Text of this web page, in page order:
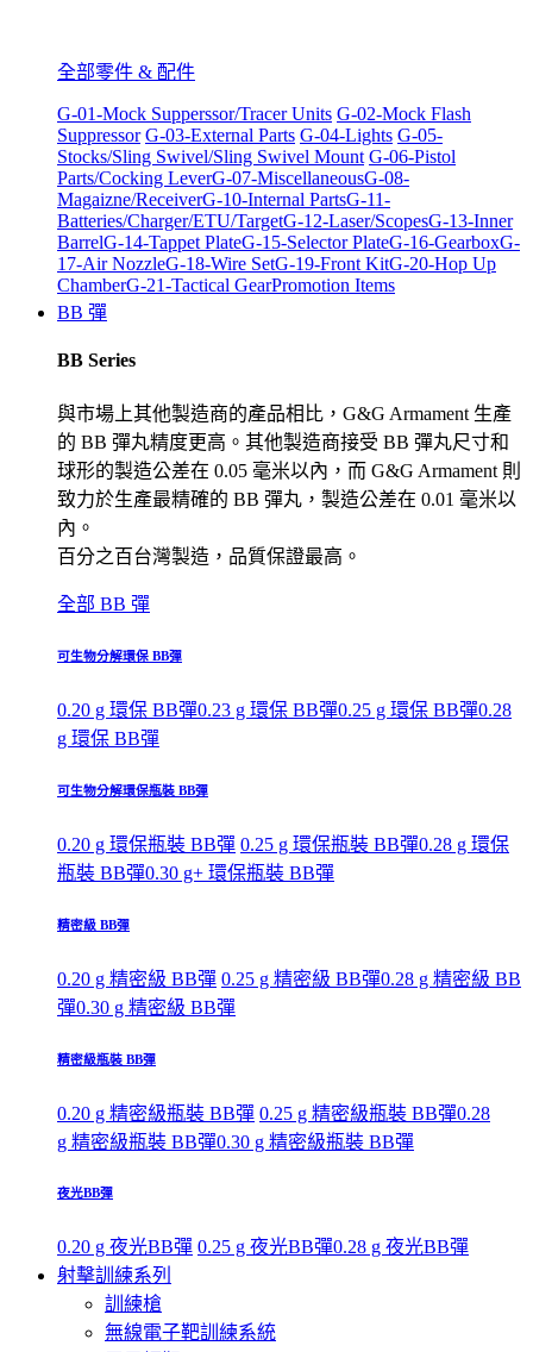
全部零件 & 配件
G-01-Mock Supperssor/Tracer Units G-02-Mock Flash
Suppressor G-03-External Parts G-04-Lights G-05-
Stocks/Sling Swivel/Sling Swivel Mount G-06-Pistol
Parts/Cocking LeverG-07-MiscellaneousG-08-
Magaizne/ReceiverG-10-Internal PartsG-11-
Batteries/Charger/ETU/TargetG-12-Laser/ScopesG-13-Inner
BarrelG-14-Tappet PlateG-15-Selector PlateG-16-GearboxG-
17-Air NozzleG-18-Wire SetG-19-Front KitG-20-Hop Up
ChamberG-21-Tactical GearPromotion Items
BB 彈
BB Series
與市場上其他製造商的產品相比，G&G Armament 生產
的 BB 彈丸精度更高。其他製造商接受 BB 彈丸尺寸和
球形的製造公差在 0.05 毫米以內，而 G&G Armament 則
致力於生產最精確的 BB 彈丸，製造公差在 0.01 毫米以
內。
百分之百台灣製造，品質保證最高。
全部 BB 彈
可生物分解環保 BB彈
0.20 g 環保 BB彈0.23 g 環保 BB彈0.25 g 環保 BB彈0.28
g 環保 BB彈
可生物分解環保瓶裝 BB彈
0.20 g 環保瓶裝 BB彈 0.25 g 環保瓶裝 BB彈0.28 g 環保
瓶裝 BB彈0.30 g+ 環保瓶裝 BB彈
精密級 BB彈
0.20 g 精密級 BB彈 0.25 g 精密級 BB彈0.28 g 精密級 BB
彈0.30 g 精密級 BB彈
精密級瓶裝 BB彈
0.20 g 精密級瓶裝 BB彈 0.25 g 精密級瓶裝 BB彈0.28
g 精密級瓶裝 BB彈0.30 g 精密級瓶裝 BB彈
夜光BB彈
0.20 g 夜光BB彈 0.25 g 夜光BB彈0.28 g 夜光BB彈
射擊訓練系列
訓練槍
無線電子靶訓練系統